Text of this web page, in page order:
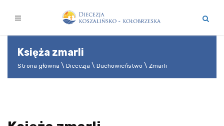
Księża zmarli
Strona główna Diecezja Duchowieństwo Zmarli